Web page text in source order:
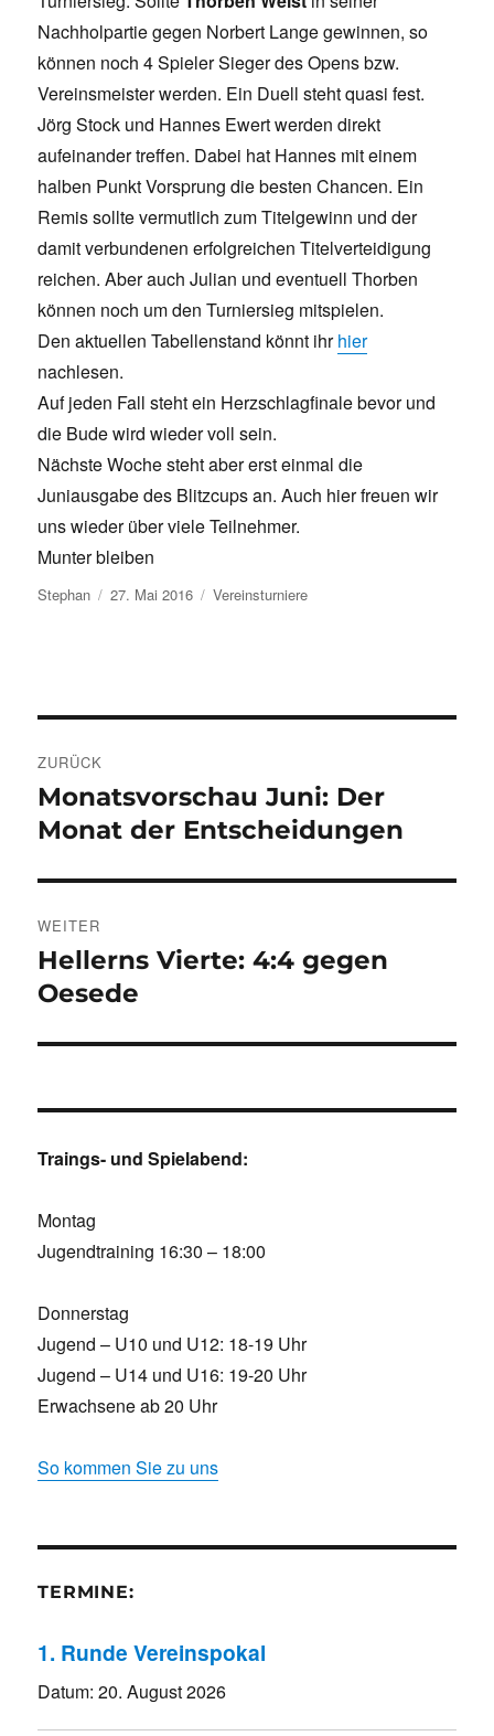
Nachholpartie gegen Norbert Lange gewinnen, so
können noch 4 Spieler Sieger des Opens bzw.
Vereinsmeister werden. Ein Duell steht quasi fest.
Jörg Stock und Hannes Ewert werden direkt
aufeinander treffen. Dabei hat Hannes mit einem
halben Punkt Vorsprung die besten Chancen. Ein
Remis sollte vermutlich zum Titelgewinn und der
damit verbundenen erfolgreichen Titelverteidigung
reichen. Aber auch Julian und eventuell Thorben
können noch um den Turniersieg mitspielen.
Den aktuellen Tabellenstand könnt ihrhier
nachlesen.
Auf jeden Fall steht ein Herzschlagfinale bevor und
die Bude wird wieder voll sein.
Nächste Woche steht aber erst einmal die
Juniausgabe des Blitzcups an. Auch hier freuen wir
uns wieder über viele Teilnehmer.
Munter bleiben
Autor
Stephan Veröffentlicht
am
27. Mai 2016 Kategorien
Vereinsturniere
ZURÜCK
Vorheriger
Beitrag:
Monatsvorschau Juni: Der
Monat der Entscheidungen
WEITER
Nächster
Beitrag:
Hellerns Vierte: 4:4 gegen
Oesede
Traings- und Spielabend:
Montag
Jugendtraining 16:30 – 18:00
Donnerstag
Jugend – U10 und U12: 18-19 Uhr
Jugend – U14 und U16: 19-20 Uhr
Erwachsene ab 20 Uhr
So kommen Sie zu uns
TERMINE:
1. Runde Vereinspokal
Datum:20. August 2026